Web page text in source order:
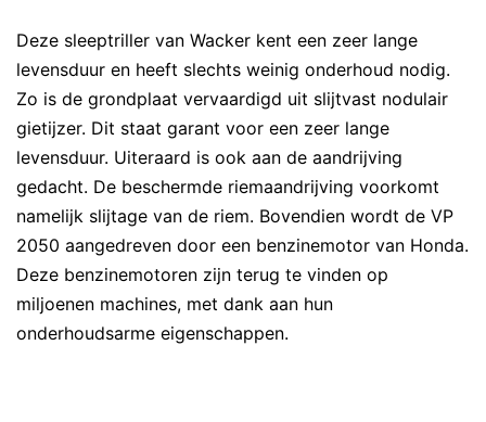
Deze sleeptriller van Wacker kent een zeer lange
levensduur en heeft slechts weinig onderhoud nodig.
Zo is de grondplaat vervaardigd uit slijtvast nodulair
gietijzer. Dit staat garant voor een zeer lange
levensduur. Uiteraard is ook aan de aandrijving
gedacht. De beschermde riemaandrijving voorkomt
namelijk slijtage van de riem. Bovendien wordt de VP
2050 aangedreven door een benzinemotor van Honda.
Deze benzinemotoren zijn terug te vinden op
miljoenen machines, met dank aan hun
onderhoudsarme eigenschappen.